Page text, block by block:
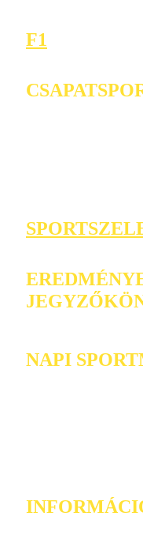
F1
NAPI